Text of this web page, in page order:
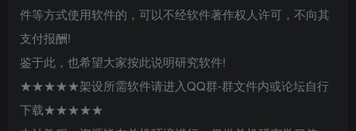
件等方式使用软件的，可以不经软件著作权人许可，不向其
支付报酬!
鉴于此，也希望大家按此说明研究软件!
★★★★★架设所需软件请进入QQ群-群文件内或论坛自行
下载★★★★★